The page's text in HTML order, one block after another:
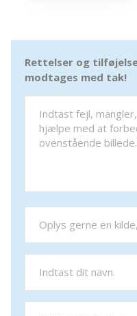
Rettelser og
modtages med tak!